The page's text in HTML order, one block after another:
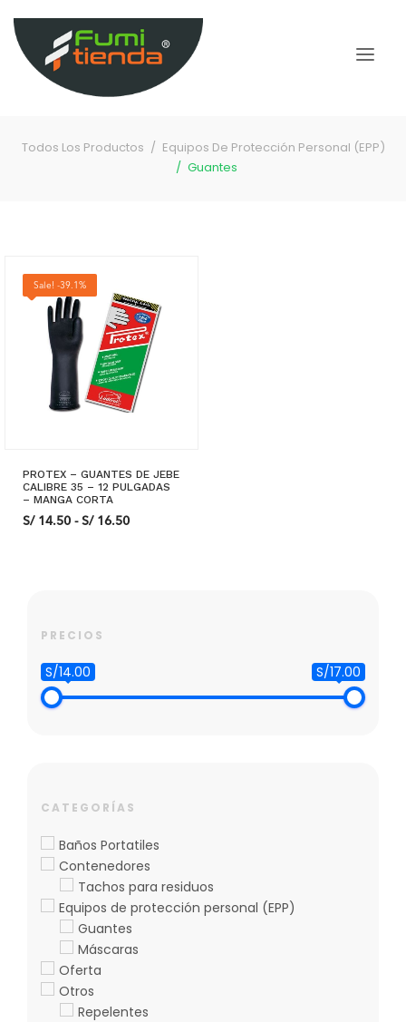
Todos Los Productos
Equipos De Protección Personal (EPP)
Guantes
Sale! -39.1%
PROTEX – GUANTES DE JEBE
CALIBRE 35 – 12 PULGADAS
– MANGA CORTA
S/14.50 - S/16.50Rango
variantes.
opciones
producto
PRECIOS
S/14.00 S/17.00
CATEGORÍAS
Baños Portatiles
Contenedores
Tachos para residuos
Equipos de protección personal (EPP)
Guantes
Máscaras
Oferta
Otros
Repelentes